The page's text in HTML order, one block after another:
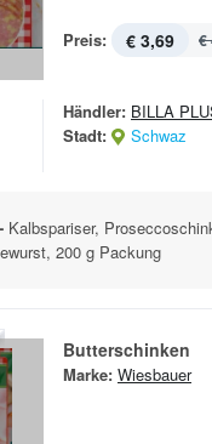
Preis: € 3,69 €
Händler: BILLA
Stadt:
Schwaz
Kalbspariser,
200 g Packung
Butterschinken
Marke: Wiesbauer